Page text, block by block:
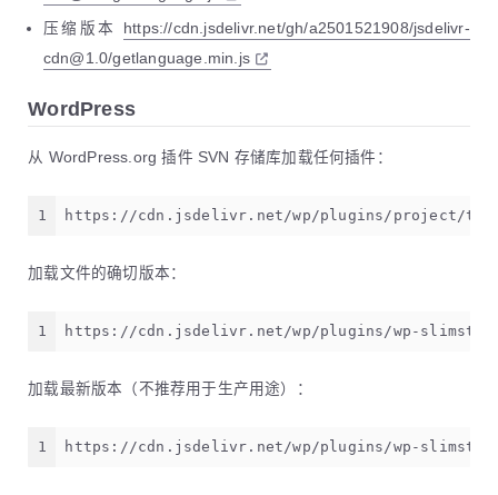
压缩版本
https://cdn.jsdelivr.net/gh/a2501521908/jsdelivr-
cdn@1.0/getlanguage.min.js
WordPress
从 WordPress.org 插件 SVN 存储库加载任何插件：
1 https://cdn.jsdelivr.net/wp/plugins/project/
加载文件的确切版本：
1 https://cdn.jsdelivr.net/wp/plugins/wp-
加载最新版本（不推荐用于生产用途）：
1 https://cdn.jsdelivr.net/wp/plugins/wp-